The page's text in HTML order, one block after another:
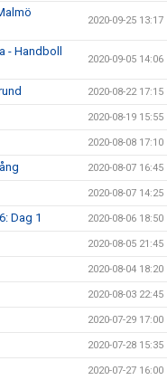
2020-09-25 13:17
Handboll
2020-09-05 14:06
2020-08-22 17:15
2020-08-19 15:55
2020-08-08 17:10
2020-08-07 16:45
2020-08-07 14:25
Dag 1 2020-08-06 18:50
2020-08-05 21:45
2020-08-04 18:20
2020-08-03 22:45
2020-07-29 17:00
2020-07-28 15:35
2020-07-27 16:00